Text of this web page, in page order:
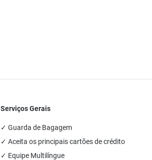
Serviços Gerais
✓ Guarda de Bagagem
✓ Aceita os principais cartões de crédito
✓ Equipe Multilíngue